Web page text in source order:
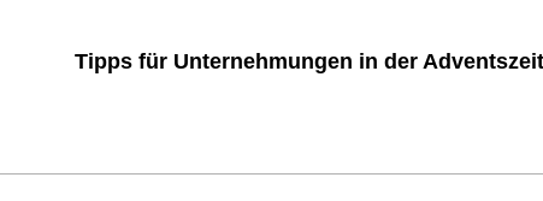
Tipps für Unternehmungen in der Adventszeit